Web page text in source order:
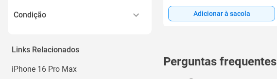
Condição
Usado
Links Relacionados
iPhone 16 Pro Max
Adicionar à sacola
Perguntas frequentes